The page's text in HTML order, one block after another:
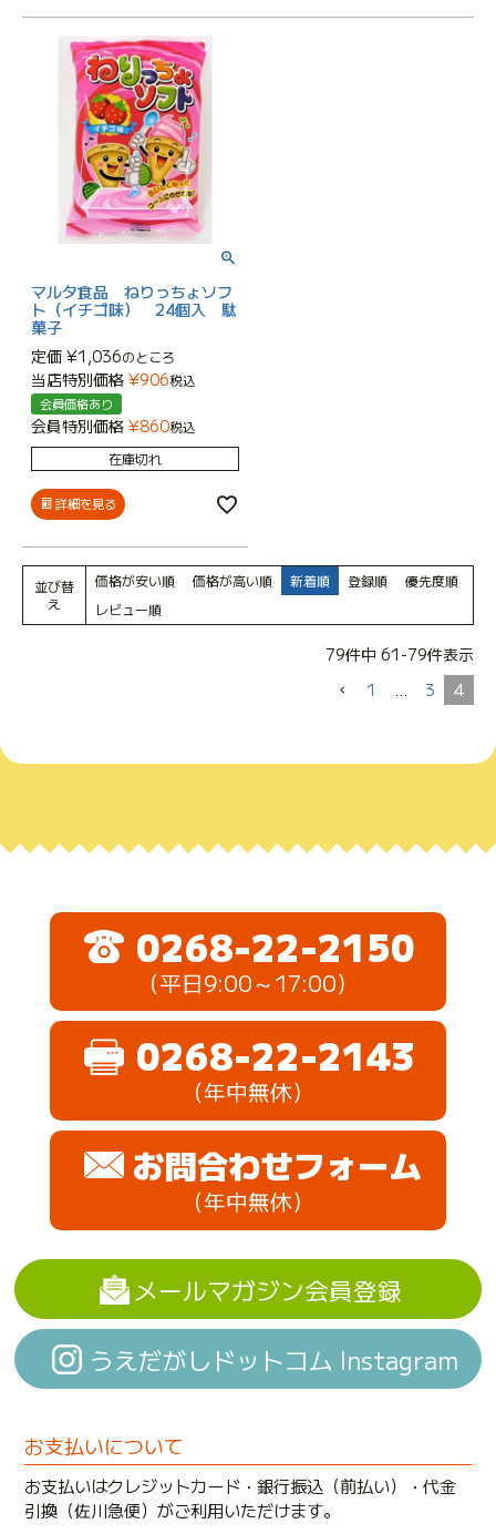
マルタ食品 ねりっちょソフ
ト（イチゴ味） 24個入 駄
菓子
定価 ¥1,036のところ
当店特別価格 ¥906税込
会員価格あり
会員特別価格 ¥860税込
在庫切れ
詳細を見る
並び替
え
価格が安い順 価格が高い順 新着順 登録順
優先度順
レビュー順
79件中 61 -79件表示
1
3 4
0268-22-2150
（平日9:00～17:00）
0268-22-2143
（年中無休）
お問合わせフォーム
（年中無休）
メールマガジン会員登録
うえだがしドットコム Instagram
お支払いについて
お支払いはクレジットカード・銀行振込（前払い）・代金
引換（佐川急便）がご利用いただけます。